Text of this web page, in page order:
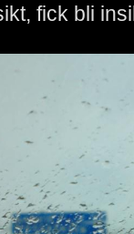
fick bli